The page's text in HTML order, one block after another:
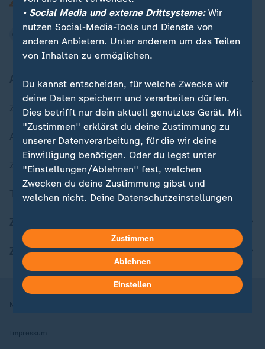
Aktuell bei ZDFheute
Zuletzt veröffentlicht
Aktuelle Sendungs-Videos
ZDFheute Stories
Themen im Überblick
ZDFheute Apps
Nutzungsbedingungen
Impressum
• Social Media und externe Drittsysteme:Wir
nutzen Social-Media-Tools und Dienste von
anderen Anbietern. Unter anderem um das Teilen
von Inhalten zu ermöglichen.
Du kannst entscheiden, für welche Zwecke wir
deine Daten speichern und verarbeiten dürfen.
Dies betrifft nur dein aktuell genutztes Gerät. Mit
"Zustimmen" erklärst du deine Zustimmung zu
unserer Datenverarbeitung, für die wir deine
Einwilligung benötigen. Oder du legst unter
"Einstellungen/Ablehnen" fest, welchen
Zwecken du deine Zustimmung gibst und
welchen nicht. Deine Datenschutzeinstellungen
Hier findest du das Impressum.
Weitere Informationen findest du in unserer
Datenschutzerklärung.
Zustimmen
Ablehnen
Einstellen